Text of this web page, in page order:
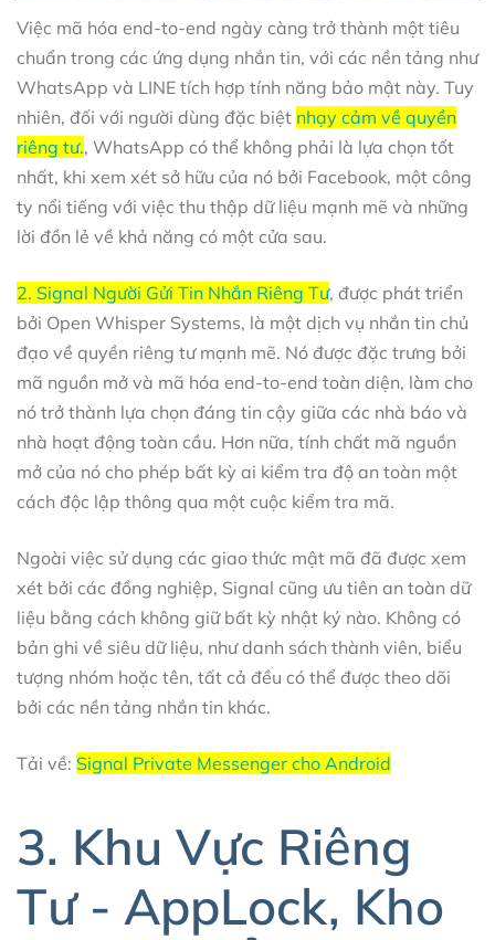
Việc mã hóa end-to-end ngày càng trở thành một tiêu
chuẩn trong các ứng dụng nhắn tin, với các nền tảng như
WhatsApp và LINE tích hợp tính năng bảo mật này. Tuy
nhiên, đối với người dùng đặc biệt nhạy cảm về quyền
riêng tư., WhatsApp có thể không phải là lựa chọn tốt
nhất, khi xem xét sở hữu của nó bởi Facebook, một công
ty nổi tiếng với việc thu thập dữ liệu mạnh mẽ và những
lời đồn lẻ về khả năng có một cửa sau.
2. Signal Người Gửi Tin Nhắn Riêng Tư, được phát triển
bởi Open Whisper Systems, là một dịch vụ nhắn tin chủ
đạo về quyền riêng tư mạnh mẽ. Nó được đặc trưng bởi
mã nguồn mở và mã hóa end-to-end toàn diện, làm cho
nó trở thành lựa chọn đáng tin cậy giữa các nhà báo và
nhà hoạt động toàn cầu. Hơn nữa, tính chất mã nguồn
mở của nó cho phép bất kỳ ai kiểm tra độ an toàn một
cách độc lập thông qua một cuộc kiểm tra mã.
Ngoài việc sử dụng các giao thức mật mã đã được xem
xét bởi các đồng nghiệp, Signal cũng ưu tiên an toàn dữ
liệu bằng cách không giữ bất kỳ nhật ký nào. Không có
bản ghi về siêu dữ liệu, như danh sách thành viên, biểu
tượng nhóm hoặc tên, tất cả đều có thể được theo dõi
bởi các nền tảng nhắn tin khác.
Tải về: Signal Private Messenger cho Android
3. Khu Vực Riêng
Tư - AppLock, Kho